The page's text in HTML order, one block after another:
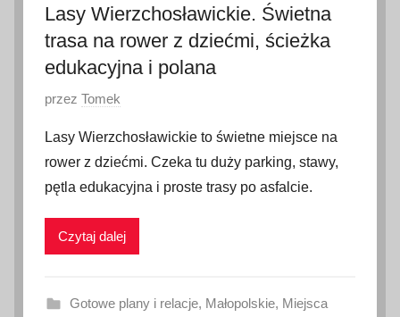
Lasy Wierzchosławickie. Świetna
trasa na rower z dziećmi, ścieżka
edukacyjna i polana
O
u
b
l
i
a
przez Tomek
Lasy Wierzchosławickie to świetne miejsce na
rower z dziećmi. Czeka tu duży parking, stawy,
pętla edukacyjna i proste trasy po asfalcie.
Czytaj dalej
Gotowe plany i relacje, Małopolskie, Miejsca